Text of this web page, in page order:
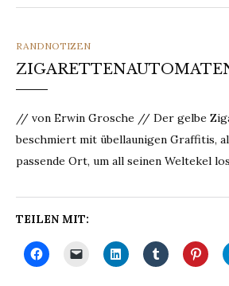
CATEGORIES
RANDNOTIZEN
// von Erwin Grosche // Der gelbe
beschmiert mit übellaunigen Graffitis,
passende Ort, um all seinen Weltekel
TEILEN MIT: